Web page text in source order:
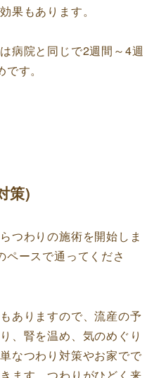
果もあります。
病院と同じで2週間～4週
す。
策)
つわりの施術を開始しま
ースで通ってくださ
ありますので、流産の予
、腎を温め、気のめぐり
なつわり対策やお家でで
ます。つわりがひどく来